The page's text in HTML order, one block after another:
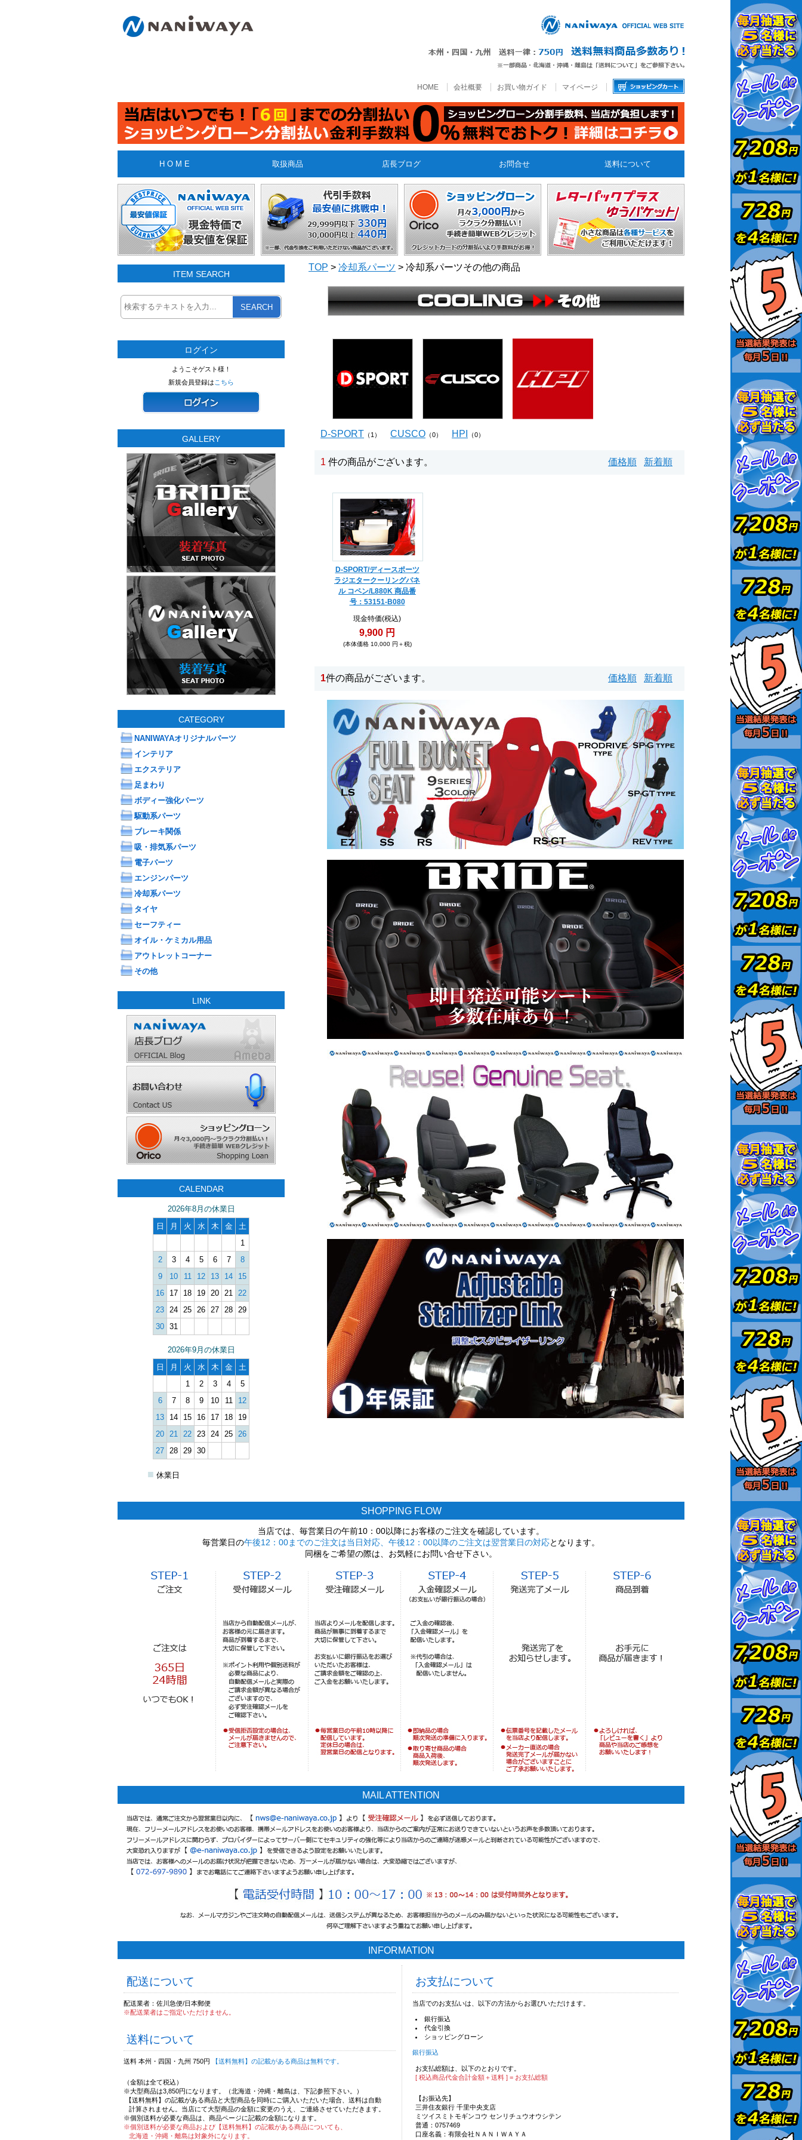
HOME 会社概要 お買い物ガイド マイページ
H O M E 取扱商品 店長ブログ お問合せ 送料について
ITEM SEARCH
SEARCH
ログイン
ようこそゲスト様！
新規会員登録は こちら
GALLERY
CATEGORY
NANIWAYAオリジナルパーツ
インテリア
エクステリア
足まわり
ボディー強化パーツ
駆動系パーツ
ブレーキ関係
吸・排気系パーツ
電子パーツ
エンジンパーツ
冷却系パーツ
タイヤ
セーフティー
オイル・ケミカル用品
アウトレットコーナー
その他
LINK
CALENDAR
2026年8月の休業日
日
月 火 水 木 金
土
1
2
3 4 5 6 7
8
9
10 11 12 13 14
15
16
17 18 19 20 21 22
23 24 25 26 27 28 29
30 31
2026年9月の休業日
日
月 火 水 木 金
土
1
2 3 4
5
6
7 8 9 10 11
12
13
14 15 16 17 18
19
20 21 22 23 24 25 26
27 28 29 30
■ 休業日
TOP > 冷却系パーツ > 冷却系パーツその他の商品
D-SPORT （1） CUSCO （0） HPI （0）
1 件の商品がございます。 価格順 新着順
D-SPORT/ディースポーツ
ラジエタークーリングパネ
ル コペン/L880K 商品番
号：53151-B080
現金特価(税込)
9,900 円
(本体価格 10,000 円＋税)
1件の商品がございます。 価格順 新着順
SHOPPING FLOW
当店では、毎営業日の午前10：00以降にお客様のご注文を確認しています。
毎営業日の午後12：00までのご注文は当日対応、午後12：00以降のご注文は翌営業日の対応となります。
同梱をご希望の際は、お気軽にお問い合せ下さい。
MAIL ATTENTION
INFORMATION
配送について
配送業者：佐川急便/日本郵便
※配送業者はご指定いただけません。
送料について
送料 本州・四国・九州 750円 【送料無料】の記載がある商品は無料です。
（金額は全て税込）
※大型商品は3,850円になります。（北海道・沖縄・離島は、下記参照下さい。）
【送料無料】の記載がある商品と大型商品を同時にご購入いただいた場合、送料は自動
計算されません。当店にて大型商品の金額に変更のうえ、ご連絡させていただきます。
※個別送料が必要な商品は、商品ページに記載の金額になります。
※個別送料が必要な商品および【送料無料】の記載がある商品についても、
北海道・沖縄・離島は対象外になります。
お支払について
当店でのお支払いは、以下の方法からお選びいただけます。
銀行振込
代金引換
ショッピングローン
銀行振込
お支払総額は、以下のとおりです。
[ 税込商品代金合計金額＋送料 ] = お支払総額
【お振込先】
三井住友銀行 千里中央支店
ミツイスミトモギンコウ センリチュウオウシテン
普通：0757469
口座名義：有限会社ＮＡＮＩＷＡＹＡ